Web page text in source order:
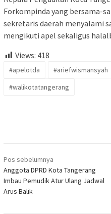
Forkompinda yang bersama-
sekretaris daerah menyalami
mengikuti apel sekaligus
Views: 418
#apelotda #ariefwismansyah
#walikotatangerang
Navigasi
pos
Pos sebelumnya
Anggota DPRD Kota Tangerang
Imbau Pemudik Atur Ulang Jadwal
Arus Balik